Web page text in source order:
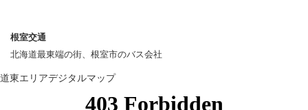
根室交通
北海道最東端の街、根室市のバス会社
道東エリアデジタルマップ